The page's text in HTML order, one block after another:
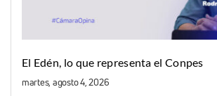
El Edén, lo que representa el Conpes
martes, agosto 4, 2026